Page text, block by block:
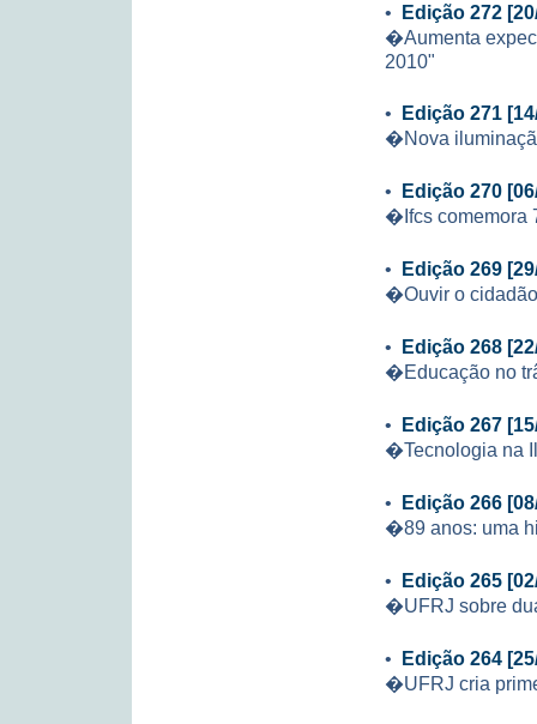
• Edição 272
�Aumenta
2010"
• Edição 271
�Nova
• Edição 270
�Ifcs comemora
• Edição 269
�Ouvir o
• Edição 268
�Educação no
• Edição 267
�Tecnologia na
• Edição 266
�89 anos: uma
• Edição 265
�UFRJ sobre
• Edição 264
�UFRJ cria